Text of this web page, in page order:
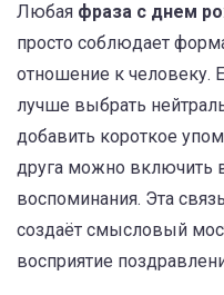
Любая фраза с днем
просто соблюдает
отношение к человеку.
лучше выбрать
добавить короткое
друга можно включить
воспоминания. Эта
создаёт смысловый
восприятие